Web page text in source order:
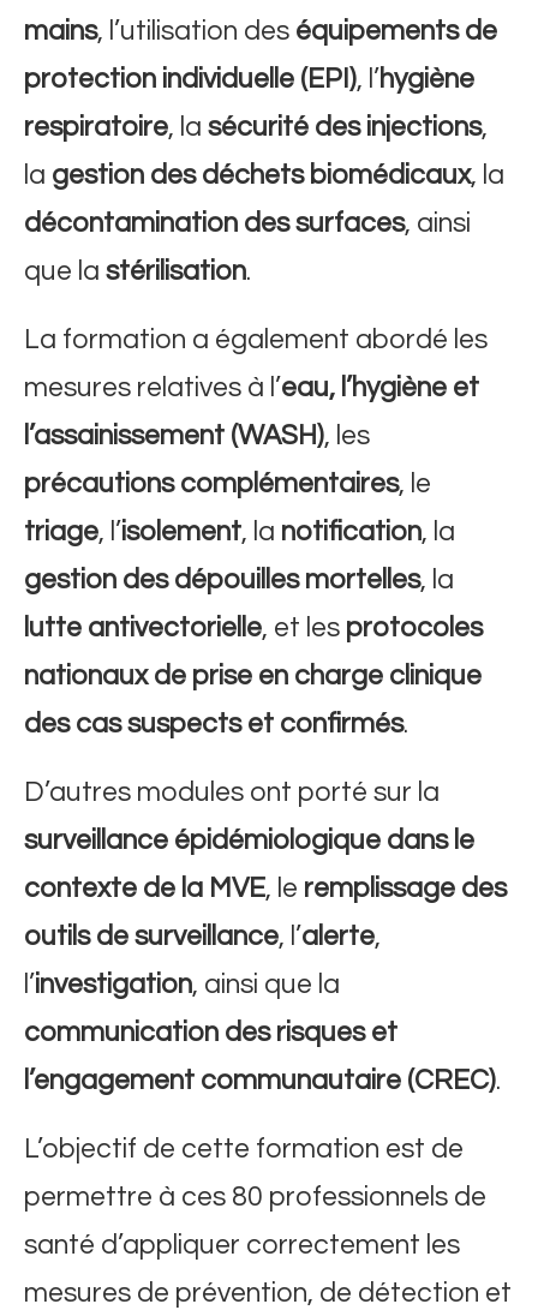
mains, l’utilisation des équipements de
protection individuelle (EPI), l’hygiène
respiratoire, la sécurité des injections,
la gestion des déchets biomédicaux, la
décontamination des surfaces, ainsi
que la stérilisation.
La formation a également abordé les
mesures relatives à l’eau, l’hygiène et
l’assainissement (WASH), les
précautions complémentaires, le
triage, l’isolement, la notification, la
gestion des dépouilles mortelles, la
lutte antivectorielle, et les protocoles
nationaux de prise en charge clinique
des cas suspects et confirmés.
D’autres modules ont porté sur la
surveillance épidémiologique dans le
contexte de la MVE, le remplissage des
outils de surveillance, l’alerte,
l’investigation, ainsi que la
communication des risques et
l’engagement communautaire (CREC).
L’objectif de cette formation est de
permettre à ces 80 professionnels de
santé d’appliquer correctement les
mesures de prévention, de détection et